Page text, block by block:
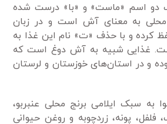
دو اسم «ماست» و «با» درست شده
محلی به معنای آش است و در زبان
کرده و با حذف «ت» نام این غذا به
غذایی شبیه به آش دوغ است که
و در استان‌های خوزستان و لرستان
به سبک ایلامی برنج محلی عنبربو،
فلفل، پونه، زردچوبه و روغن حیوانی